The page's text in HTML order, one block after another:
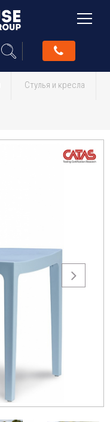
Стулья и кресла